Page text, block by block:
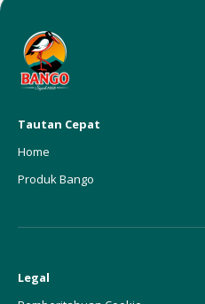
Tautan Cepat
Home
Produk Bango
Legal